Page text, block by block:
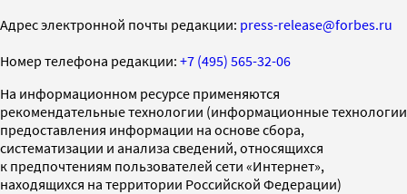
Адрес электронной почты редакции: press-release@forbes.ru
Номер телефона редакции: +7 (495) 565-32-06
На информационном ресурсе применяются
рекомендательные технологии (информационные технологии
предоставления информации на основе сбора,
систематизации и анализа сведений, относящихся
к предпочтениям пользователей сети «Интернет»,
находящихся на территории Российской Федерации)